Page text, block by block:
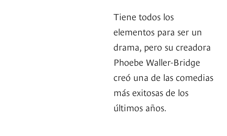
Tiene todos los
elementos para ser un
drama, pero su creadora
Phoebe Waller-Bridge
creó una de las comedias
más exitosas de los
últimos años.